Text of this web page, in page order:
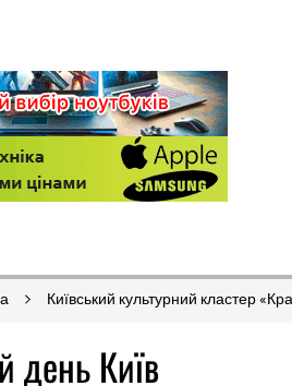
Київський культурний кластер
день Київ